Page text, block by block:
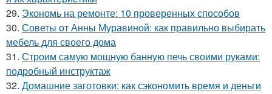
29. Экономь на ремонте: 10 проверенных способов
30. Советы от Анны Муравиной: как правильно выбирать
мебель для своего дома
31. Строим самую мощную банную печь своими руками:
подробный инструктаж
32. Домашние заготовки: как сэкономить время и деньги